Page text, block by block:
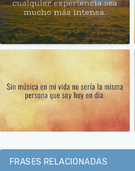
FRASES RELACIONADAS